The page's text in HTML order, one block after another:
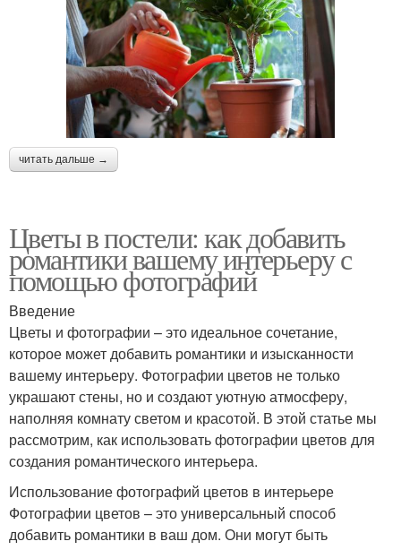
читать дальше →
Цветы в постели: как добавить
романтики вашему интерьеру с
помощью фотографий
Введение
Цветы и фотографии – это идеальное сочетание,
которое может добавить романтики и изысканности
вашему интерьеру. Фотографии цветов не только
украшают стены, но и создают уютную атмосферу,
наполняя комнату светом и красотой. В этой статье мы
рассмотрим, как использовать фотографии цветов для
создания романтического интерьера.
Использование фотографий цветов в интерьере
Фотографии цветов – это универсальный способ
добавить романтики в ваш дом. Они могут быть